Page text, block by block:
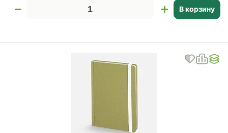
В корзину